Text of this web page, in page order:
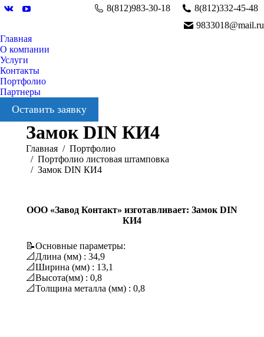
Вконтакте
YouTube
8(812)983-30-18
8(812)332-45-48
9833018@mail.ru
Главная
О компании
Услуги
Контакты
Портфолио
Партнеры
Оставить заявку
Замок DIN КИ4
Вы здесь:
Главная
Портфолио
Портфолио листовая штамповка
Замок DIN КИ4
ООО «Завод Контакт» изготавливает: Замок DIN
КИ4
📝Основные параметры:
📐Длина (мм) : 34,9
📐Ширина (мм) : 13,1
📐Высота(мм) : 0,8
📐Толщина металла (мм) : 0,8